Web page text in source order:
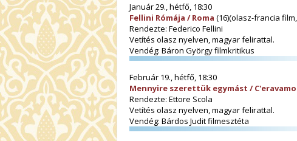
Január 29., hétfő, 18:30
Fellini Rómája / Roma (16)(olasz-francia film,
Rendezte: Federico Fellini
Vetítés olasz nyelven, magyar felirattal.
Vendég: Báron György filmkritikus
Február 19., hétfő, 18:30
Mennyire szerettük egymást /
Rendezte: Ettore Scola
Vetítés olasz nyelven, magyar felirattal.
Vendég: Bárdos Judit filmesztéta